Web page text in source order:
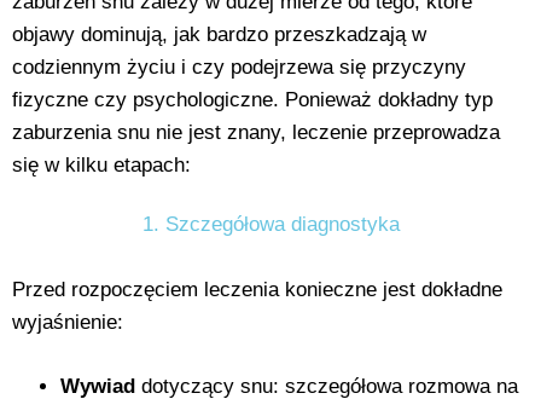
objawy dominują, jak bardzo przeszkadzają w
codziennym życiu i czy podejrzewa się przyczyny
fizyczne czy psychologiczne. Ponieważ dokładny typ
zaburzenia snu nie jest znany, leczenie przeprowadza
się w kilku etapach:
1. Szczegółowa diagnostyka
Przed rozpoczęciem leczenia konieczne jest dokładne
wyjaśnienie:
Wywiad dotyczący snu: szczegółowa rozmowa na